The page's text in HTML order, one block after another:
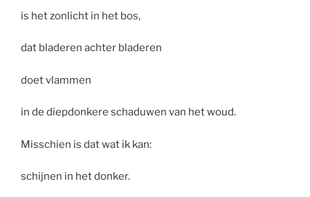
is het zonlicht in het bos,
dat bladeren achter bladeren
doet vlammen
in de diepdonkere schaduwen van het woud.
Misschien is dat wat ik kan:
schijnen in het donker.